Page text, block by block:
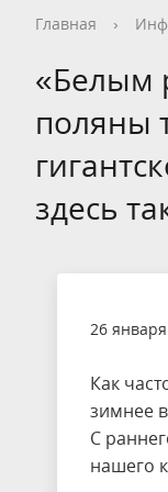
Общая
Опрос
Как
Общая
Новости
Контакты,
Общая
Общая
Общая
Общая
Общая
Общая
Гостевой
Главная ›
«Белым
поляны
здесь
26
Как
зимнее
С
нашего